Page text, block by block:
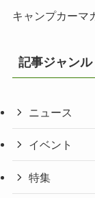
キャンプカーマ
記事ジャンル
ニュース
イベント
特集